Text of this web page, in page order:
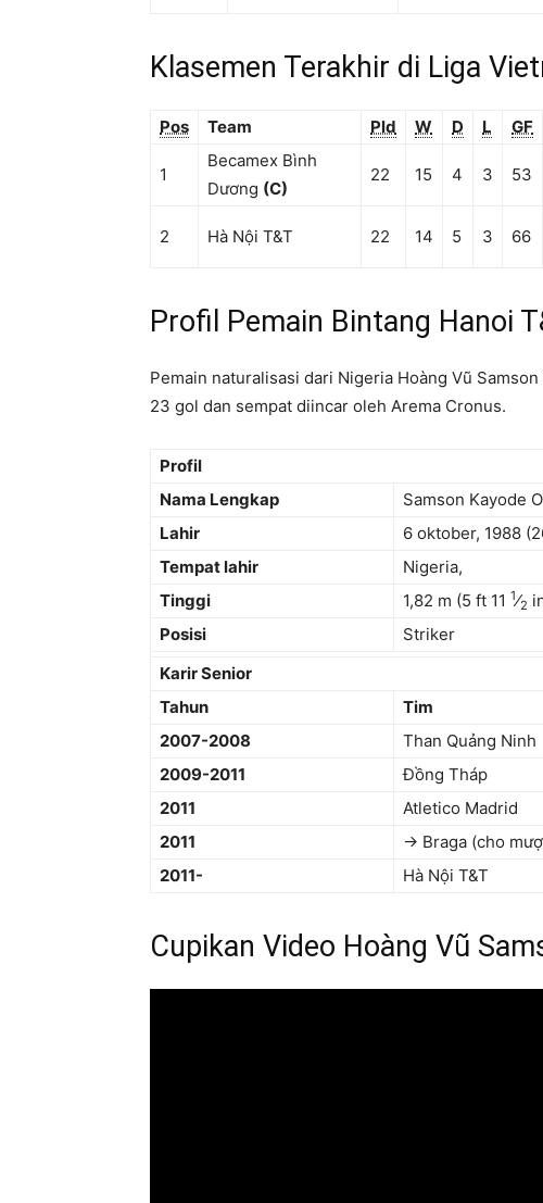
Klasemen Terakhir di Liga
Pos Team Pld W D L GF
1
Becamex Bình
Dương (C)
22 15 4 3 53
2 Hà Nội T&T 22 14 5 3 66
Profil Pemain Bintang Hanoi
Pemain naturalisasi dari Nigeria Hoàng Vũ
23 gol dan sempat diincar oleh Arema Cronus.
Profil
Nama Lengkap
Samson Kayode
Lahir
6 oktober, 1988
Tempat lahir
Nigeria,
Tinggi
1,82 m (5 ft 11 1⁄2
Posisi
Striker
Karir Senior
Tahun
Tim
2007-2008
Than Quảng Ninh
2009-2011
Đồng Tháp
2011
Atletico Madrid
2011
→ Braga (cho
2011-
Hà Nội T&T
Cupikan Video Hoàng Vũ